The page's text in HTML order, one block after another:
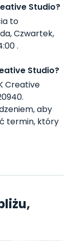
Studio?
to
Czwartek,
.
Studio?
Creative
aby
termin, który